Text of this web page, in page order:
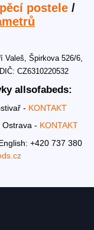
postele/
Valeš, Špirkova 526/6,
CZ6310220532
allsofabeds:
- KONTAKT
Ostrava - KONTAKT
+420 737 380